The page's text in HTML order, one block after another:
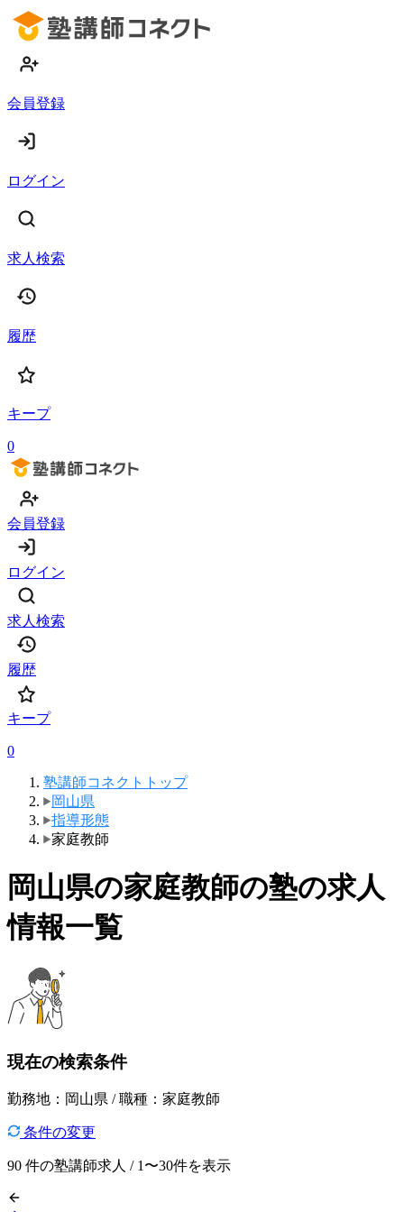
会員登録
ログイン
求人検索
履歴
キープ
0
会員登録
ログイン
求人検索
履歴
キープ
0
塾講師コネクトトップ
岡山県
指導形態
家庭教師
岡山県の家庭教師の塾の求人
情報一覧
現在の検索条件
勤務地：岡山県 / 職種：家庭教師
条件の変更
90 件の塾講師求人 / 1〜30件を表示